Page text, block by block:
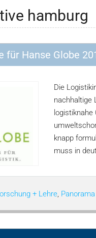
hamburg
für Hanse Globe
Die
nachhaltige
knapp
muss in
+ Lehre, Panorama